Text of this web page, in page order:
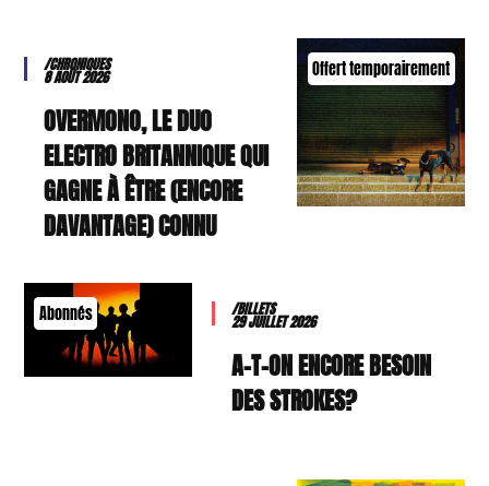
Offert temporairement
/CHRONIQUES
8 AOÛT 2026
OVERMONO, LE DUO
ELECTRO BRITANNIQUE QUI
GAGNE À ÊTRE (ENCORE
DAVANTAGE) CONNU
Abonnés /BILLETS
29 JUILLET 2026
A-T-ON ENCORE BESOIN
DES STROKES?